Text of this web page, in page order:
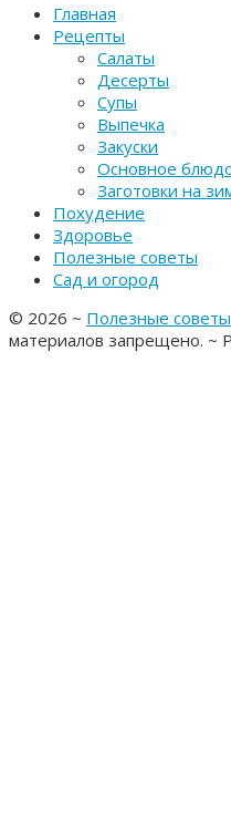
Главная
Рецепты
Салаты
Десерты
Супы
Выпечка
Закуски
Основное
Заготовки на
Похудение
Здоровье
Полезные советы
Сад и огород
© 2026 ~ Полезные
материалов запрещено. ~